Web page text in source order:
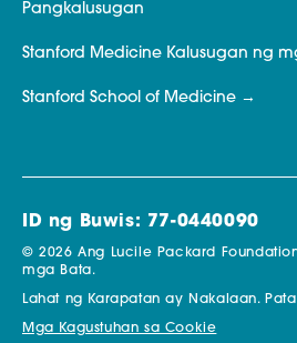
Pangkalusugan
Stanford Medicine Kalusugan ng
Stanford School of Medicine
ID ng Buwis: 77-0440090
© 2026 Ang Lucile Packard
mga Bata.
Lahat ng Karapatan ay Nakalaan.
Mga Kagustuhan sa Cookie